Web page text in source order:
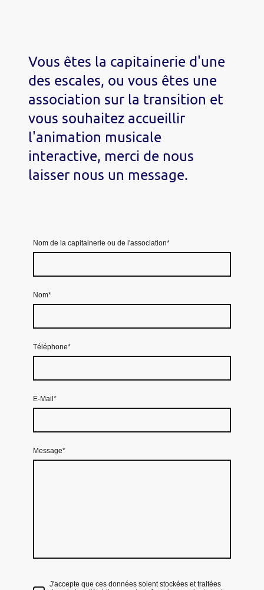
Vous êtes la capitainerie d'une
des escales, ou vous êtes une
association sur la transition et
vous souhaitez accueillir
l'animation musicale
interactive, merci de nous
laisser nous un message.
Nom de la capitainerie ou de l'association*
Nom*
Téléphone*
E-Mail *
Message*
J'accepte que ces données soient stockées et traitées